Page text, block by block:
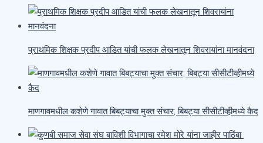
प्राथमिक शिक्षक प्रदीप आडित यांची फलक लेखनातून शिवरायांना मानवंदना
माणगावमधील कशेणे गावात बिबट्याचा मुक्त संचार; बिबट्या सीसीटीव्हीमध्ये कैद